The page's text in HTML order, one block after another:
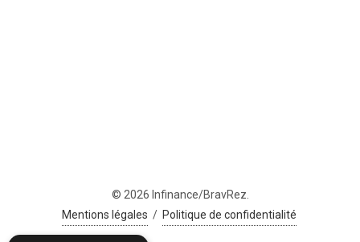
© 2026 Infinance/BravRez.
Mentions légales / Politique de confidentialité